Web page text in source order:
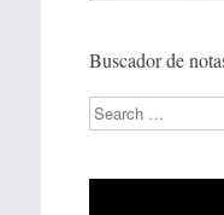
Buscador de
Search